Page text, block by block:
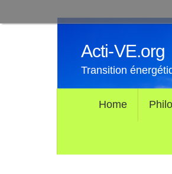
Passer
Acti-VE.org
Transition
Home